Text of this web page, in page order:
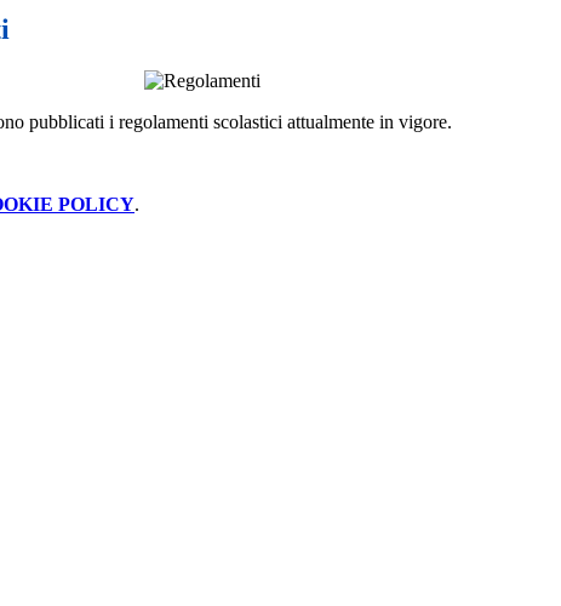
pubblicati i regolamenti scolastici attualmente in vigore.
POLICY.